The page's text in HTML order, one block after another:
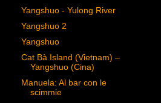
Yangshuo - Yulong River
Yangshuo 2
Yangshuo
Cat Bà Island (Vietnam) –
Yangshuo (Cina)
Manuela: Al bar con le
scimmie